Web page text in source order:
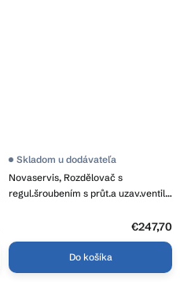
Novaservis, Rozdělovač s
regul.šroubením s průt.a uzav.ventily
Skladom u dodávateľa
€247,70
Do košíka